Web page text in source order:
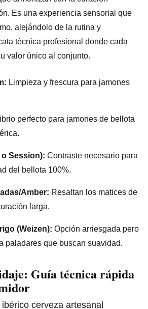
Es una experiencia sensorial que
alejándolo de la rutina y
técnica profesional donde cada
valor único al conjunto.
Limpieza y frescura para jamones
perfecto para jamones de bellota
o Session): Contraste necesario para
del bellota 100%.
Amber: Resaltan los matices de
larga.
(Weizen): Opción arriesgada pero
paladares que buscan suavidad.
Guía técnica rápida